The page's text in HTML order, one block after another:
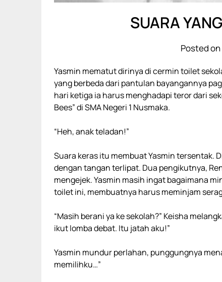
SUARA
Posted on
Yasmin mematut dirinya di cermin toilet
yang berbeda dari pantulan bayangannya
hari ketiga ia harus menghadapi teror dari
Bees” di SMA Negeri 1 Nusmaka.
“Heh, anak teladan!”
Suara keras itu membuat Yasmin tersentak.
dengan tangan terlipat. Dua pengikutnya,
mengejek. Yasmin masih ingat bagaimana
toilet ini, membuatnya harus meminjam
“Masih berani ya ke sekolah?” Keisha
ikut lomba debat. Itu jatah aku!”
Yasmin mundur perlahan, punggungnya
memilihku…”